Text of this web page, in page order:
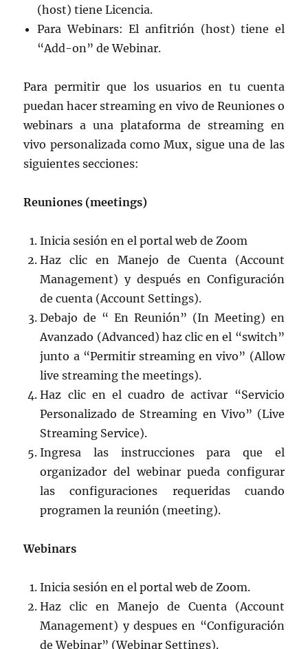
(host) tiene Licencia.
Para Webinars: El anfitrión (host) tiene el
“Add-on” de Webinar.
Para permitir que los usuarios en tu cuenta
puedan hacer streaming en vivo de Reuniones o
webinars a una plataforma de streaming en
vivo personalizada como Mux, sigue una de las
siguientes secciones:
Reuniones (meetings)
Inicia sesión en el portal web de Zoom
Haz clic en Manejo de Cuenta (Account
Management) y después en Configuración
de cuenta (Account Settings).
Debajo de “ En Reunión” (In Meeting) en
Avanzado (Advanced) haz clic en el “switch”
junto a “Permitir streaming en vivo” (Allow
live streaming the meetings).
Haz clic en el cuadro de activar “Servicio
Personalizado de Streaming en Vivo” (Live
Streaming Service).
Ingresa las instrucciones para que el
organizador del webinar pueda configurar
las configuraciones requeridas cuando
programen la reunión (meeting).
Webinars
Inicia sesión en el portal web de Zoom.
Haz clic en Manejo de Cuenta (Account
Management) y despues en “Configuración
de Webinar” (Webinar Settings).